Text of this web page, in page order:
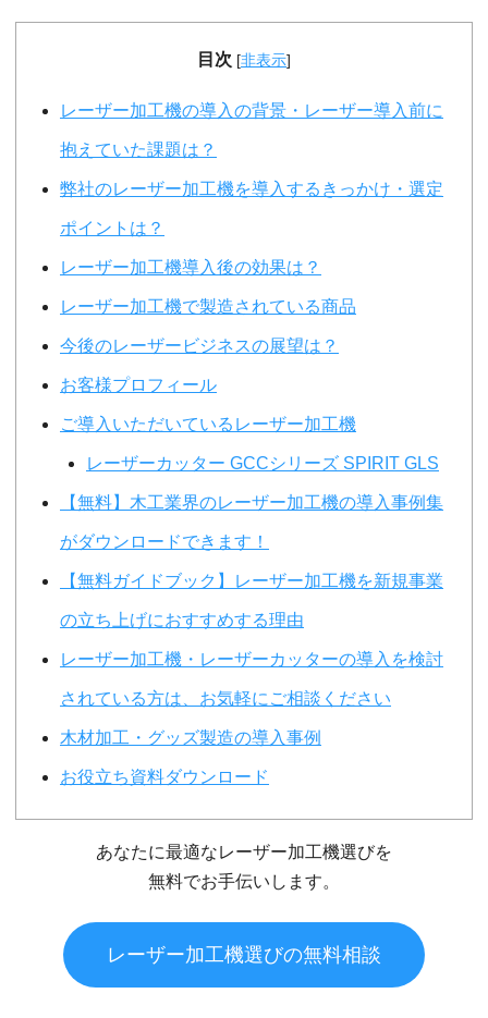
目次 [非表示]
レーザー加工機の導入の背景・レーザー導入前に
抱えていた課題は？
弊社のレーザー加工機を導入するきっかけ・選定
ポイントは？
レーザー加工機導入後の効果は？
レーザー加工機で製造されている商品
今後のレーザービジネスの展望は？
お客様プロフィール
ご導入いただいているレーザー加工機
レーザーカッター GCCシリーズ SPIRIT GLS
【無料】木工業界のレーザー加工機の導入事例集
がダウンロードできます！
【無料ガイドブック】レーザー加工機を新規事業
の立ち上げにおすすめする理由
レーザー加工機・レーザーカッターの導入を検討
されている方は、お気軽にご相談ください
木材加工・グッズ製造の導入事例
お役立ち資料ダウンロード
あなたに最適なレーザー加工機選びを
無料でお手伝いします。
レーザー加工機選びの無料相談